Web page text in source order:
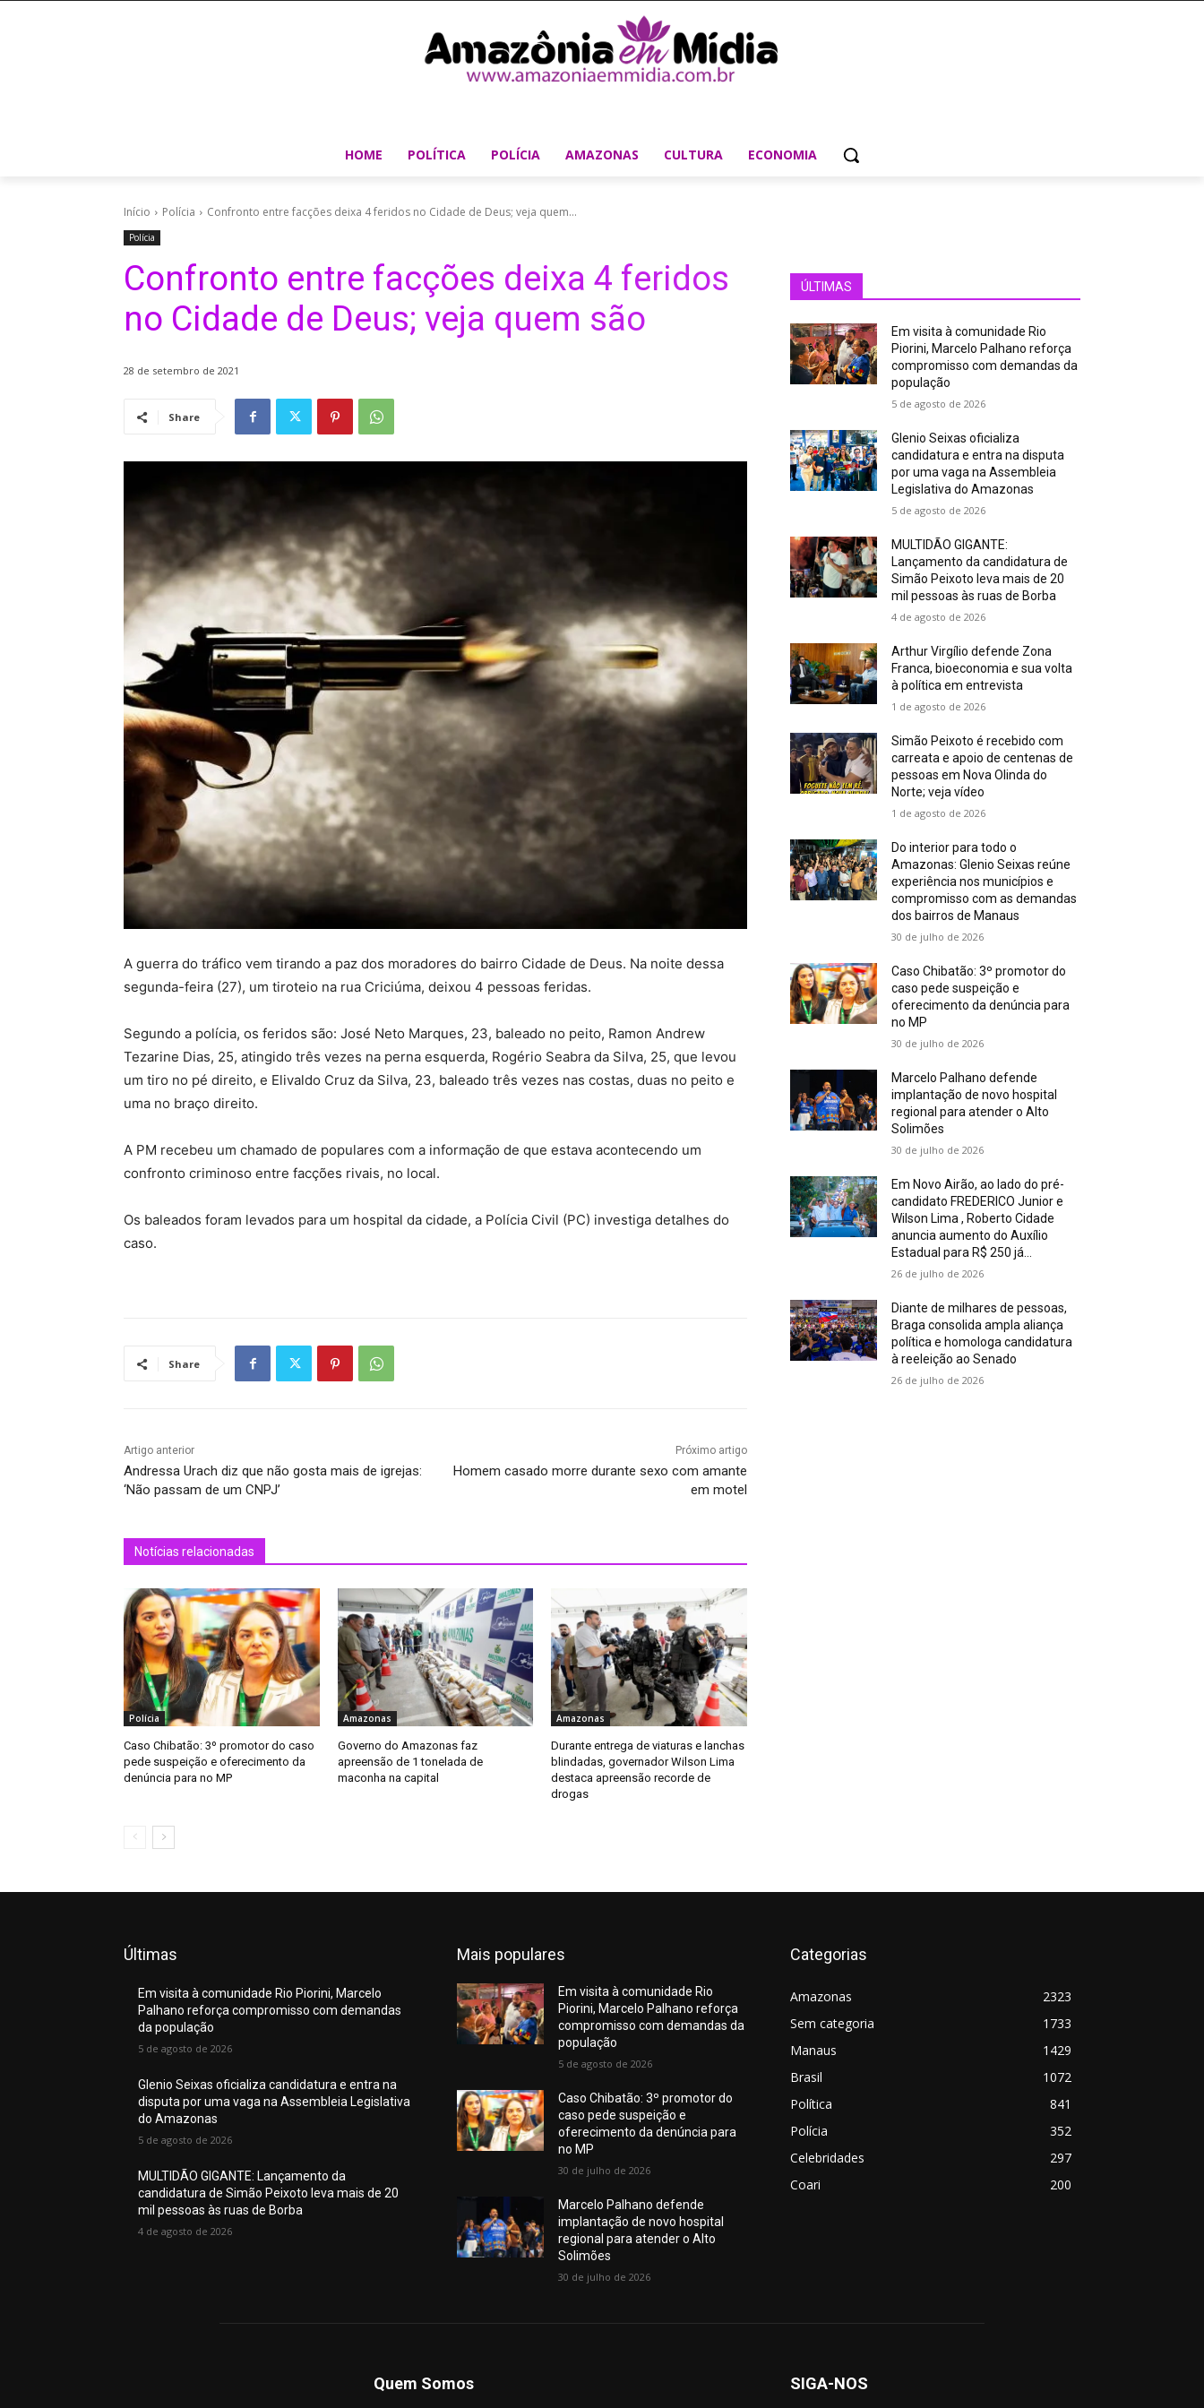
HOME POLÍTICA POLÍCIA AMAZONAS CULTURA ECONOMIA
Início Polícia Confronto entre facções deixa 4 feridos no Cidade de Deus; veja quem...
Polícia
Confronto entre facções deixa 4 feridos
no Cidade de Deus; veja quem são
28 de setembro de 2021
Share
A guerra do tráfico vem tirando a paz dos moradores do bairro Cidade de Deus. Na noite dessa
segunda-feira (27), um tiroteio na rua Criciúma, deixou 4 pessoas feridas.
Segundo a polícia, os feridos são: José Neto Marques, 23, baleado no peito, Ramon Andrew
Tezarine Dias, 25, atingido três vezes na perna esquerda, Rogério Seabra da Silva, 25, que levou
um tiro no pé direito, e Elivaldo Cruz da Silva, 23, baleado três vezes nas costas, duas no peito e
uma no braço direito.
A PM recebeu um chamado de populares com a informação de que estava acontecendo um
confronto criminoso entre facções rivais, no local.
Os baleados foram levados para um hospital da cidade, a Polícia Civil (PC) investiga detalhes do
caso.
Share
Artigo anterior
Andressa Urach diz que não gosta mais de igrejas:
‘Não passam de um CNPJ’
Próximo artigo
Homem casado morre durante sexo com amante
em motel
Notícias relacionadas
Polícia
Caso Chibatão: 3º promotor do caso
pede suspeição e oferecimento da
denúncia para no MP
Amazonas
Governo do Amazonas faz
apreensão de 1 tonelada de
maconha na capital
Amazonas
Durante entrega de viaturas e lanchas
blindadas, governador Wilson Lima
destaca apreensão recorde de
drogas
ÚLTIMAS
Em visita à comunidade Rio
Piorini, Marcelo Palhano reforça
compromisso com demandas da
população
5 de agosto de 2026
Glenio Seixas oficializa
candidatura e entra na disputa
por uma vaga na Assembleia
Legislativa do Amazonas
5 de agosto de 2026
MULTIDÃO GIGANTE:
Lançamento da candidatura de
Simão Peixoto leva mais de 20
mil pessoas às ruas de Borba
4 de agosto de 2026
Arthur Virgílio defende Zona
Franca, bioeconomia e sua volta
à política em entrevista
1 de agosto de 2026
Simão Peixoto é recebido com
carreata e apoio de centenas de
pessoas em Nova Olinda do
Norte; veja vídeo
1 de agosto de 2026
Do interior para todo o
Amazonas: Glenio Seixas reúne
experiência nos municípios e
compromisso com as demandas
dos bairros de Manaus
30 de julho de 2026
Caso Chibatão: 3º promotor do
caso pede suspeição e
oferecimento da denúncia para
no MP
30 de julho de 2026
Marcelo Palhano defende
implantação de novo hospital
regional para atender o Alto
Solimões
30 de julho de 2026
Em Novo Airão, ao lado do pré-
candidato FREDERICO Junior e
Wilson Lima , Roberto Cidade
anuncia aumento do Auxílio
Estadual para R$ 250 já...
26 de julho de 2026
Diante de milhares de pessoas,
Braga consolida ampla aliança
política e homologa candidatura
à reeleição ao Senado
26 de julho de 2026
Últimas
Em visita à comunidade Rio Piorini, Marcelo
Palhano reforça compromisso com demandas
da população
5 de agosto de 2026
Glenio Seixas oficializa candidatura e entra na
disputa por uma vaga na Assembleia Legislativa
do Amazonas
5 de agosto de 2026
MULTIDÃO GIGANTE: Lançamento da
candidatura de Simão Peixoto leva mais de 20
mil pessoas às ruas de Borba
4 de agosto de 2026
Mais populares
Em visita à comunidade Rio
Piorini, Marcelo Palhano reforça
compromisso com demandas da
população
5 de agosto de 2026
Caso Chibatão: 3º promotor do
caso pede suspeição e
oferecimento da denúncia para
no MP
30 de julho de 2026
Marcelo Palhano defende
implantação de novo hospital
regional para atender o Alto
Solimões
30 de julho de 2026
Categorias
Amazonas
2323
Sem categoria
1733
Manaus
1429
Brasil
1072
Política
841
Polícia
352
Celebridades
297
Coari
200
Quem Somos SIGA-NOS